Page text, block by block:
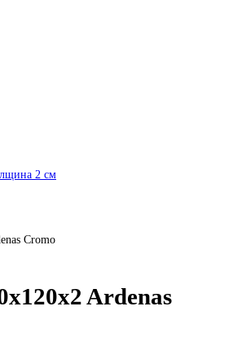
2 см
Cromo
Ardenas